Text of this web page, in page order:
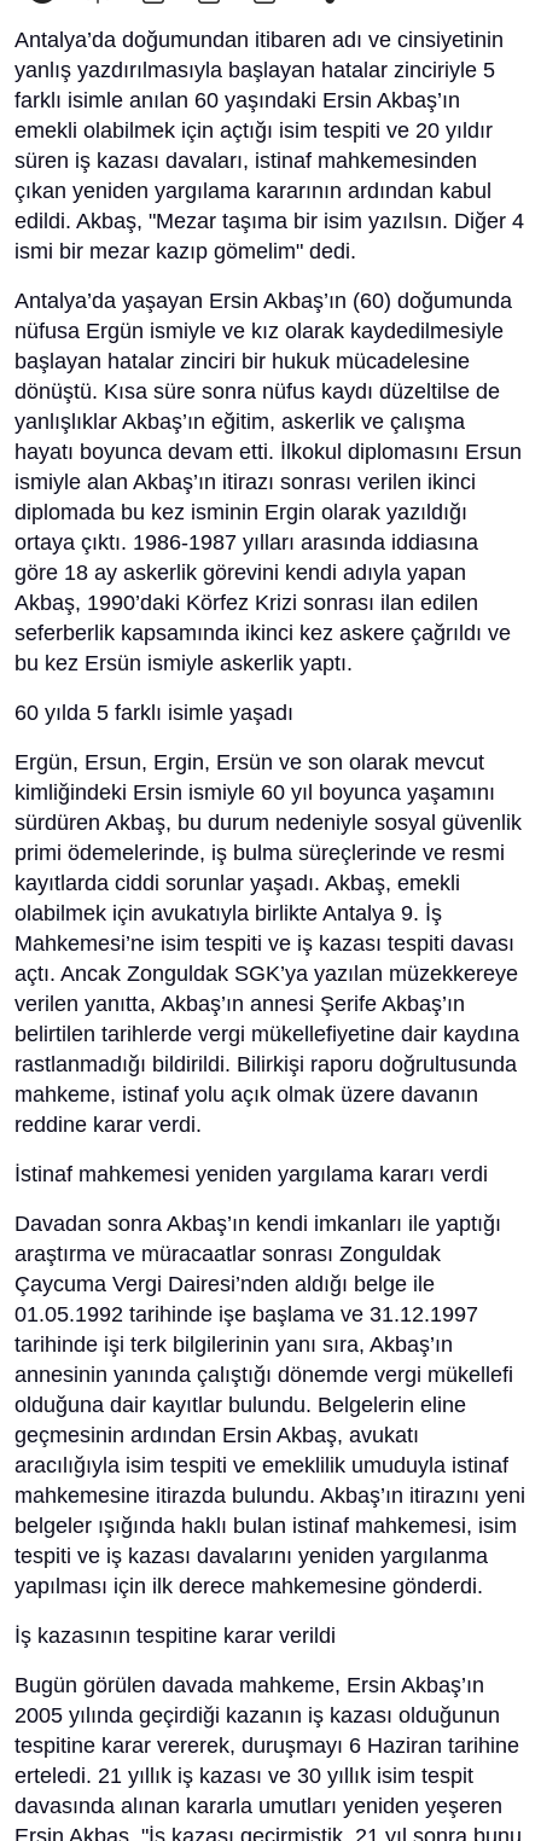
Antalya’da doğumundan itibaren adı ve cinsiyetinin
yanlış yazdırılmasıyla başlayan hatalar zinciriyle 5
farklı isimle anılan 60 yaşındaki Ersin Akbaş’ın
emekli olabilmek için açtığı isim tespiti ve 20 yıldır
süren iş kazası davaları, istinaf mahkemesinden
çıkan yeniden yargılama kararının ardından kabul
edildi. Akbaş, "Mezar taşıma bir isim yazılsın. Diğer 4
ismi bir mezar kazıp gömelim" dedi.
Antalya’da yaşayan Ersin Akbaş’ın (60) doğumunda
nüfusa Ergün ismiyle ve kız olarak kaydedilmesiyle
başlayan hatalar zinciri bir hukuk mücadelesine
dönüştü. Kısa süre sonra nüfus kaydı düzeltilse de
yanlışlıklar Akbaş’ın eğitim, askerlik ve çalışma
hayatı boyunca devam etti. İlkokul diplomasını Ersun
ismiyle alan Akbaş’ın itirazı sonrası verilen ikinci
diplomada bu kez isminin Ergin olarak yazıldığı
ortaya çıktı. 1986-1987 yılları arasında iddiasına
göre 18 ay askerlik görevini kendi adıyla yapan
Akbaş, 1990’daki Körfez Krizi sonrası ilan edilen
seferberlik kapsamında ikinci kez askere çağrıldı ve
bu kez Ersün ismiyle askerlik yaptı.
60 yılda 5 farklı isimle yaşadı
Ergün, Ersun, Ergin, Ersün ve son olarak mevcut
kimliğindeki Ersin ismiyle 60 yıl boyunca yaşamını
sürdüren Akbaş, bu durum nedeniyle sosyal güvenlik
primi ödemelerinde, iş bulma süreçlerinde ve resmi
kayıtlarda ciddi sorunlar yaşadı. Akbaş, emekli
olabilmek için avukatıyla birlikte Antalya 9. İş
Mahkemesi’ne isim tespiti ve iş kazası tespiti davası
açtı. Ancak Zonguldak SGK’ya yazılan müzekkereye
verilen yanıtta, Akbaş’ın annesi Şerife Akbaş’ın
belirtilen tarihlerde vergi mükellefiyetine dair kaydına
rastlanmadığı bildirildi. Bilirkişi raporu doğrultusunda
mahkeme, istinaf yolu açık olmak üzere davanın
reddine karar verdi.
İstinaf mahkemesi yeniden yargılama kararı verdi
Davadan sonra Akbaş’ın kendi imkanları ile yaptığı
araştırma ve müracaatlar sonrası Zonguldak
Çaycuma Vergi Dairesi’nden aldığı belge ile
01.05.1992 tarihinde işe başlama ve 31.12.1997
tarihinde işi terk bilgilerinin yanı sıra, Akbaş’ın
annesinin yanında çalıştığı dönemde vergi mükellefi
olduğuna dair kayıtlar bulundu. Belgelerin eline
geçmesinin ardından Ersin Akbaş, avukatı
aracılığıyla isim tespiti ve emeklilik umuduyla istinaf
mahkemesine itirazda bulundu. Akbaş’ın itirazını yeni
belgeler ışığında haklı bulan istinaf mahkemesi, isim
tespiti ve iş kazası davalarını yeniden yargılanma
yapılması için ilk derece mahkemesine gönderdi.
İş kazasının tespitine karar verildi
Bugün görülen davada mahkeme, Ersin Akbaş’ın
2005 yılında geçirdiği kazanın iş kazası olduğunun
tespitine karar vererek, duruşmayı 6 Haziran tarihine
erteledi. 21 yıllık iş kazası ve 30 yıllık isim tespit
davasında alınan kararla umutları yeniden yeşeren
Ersin Akbaş, "İş kazası geçirmiştik, 21 yıl sonra bunu